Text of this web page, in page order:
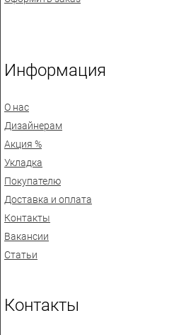
Информация
О нас
Дизайнерам
Акция %
Укладка
Покупателю
Доставка и оплата
Контакты
Вакансии
Статьи
Контакты